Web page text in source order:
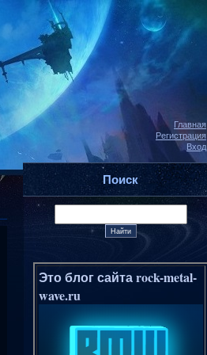
Главная
Регистрация
Вход
Поиск
Это блог сайта rock-metal-
wave.ru